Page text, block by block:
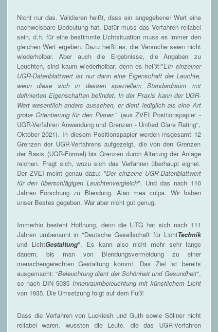
Nicht nur das. Validieren heißt, dass ein angegebener Wert eine
nachweisbare Bedeutung hat. Dafür muss das Verfahren reliabel
sein, d.h. für eine bestimmte Lichtsituation muss es immer den
gleichen Wert ergeben. Dazu heißt es, die Versuche seien nicht
wiederholbar. Aber auch die Ergebnisse, die Angaben zu
Leuchten, sind kaum wiederholbar, denn es heißt:"Ein einzelner
UGR-Datenblattwert ist nur dann eine Eigenschaft der Leuchte,
wenn diese sich in dessen speziellem Standardraum mit
definierten Eigenschaften befindet. In der Praxis kann der UGR-
Wert wesentlich anders aussehen, er dient lediglich als eine Art
grobe Orientierung für den Planer." (aus ZVEI Positionspapier -
UGR-Verfahren Anwendung und Grenzen - Unified Glare Rating",
Oktober 2021). In diesem Positionspapier werden insgesamt 12
Grenzen der UGR-Verfahrens aufgezeigt, die von den Grenzen
der Basis (UGR-Formel) bis Grenzen durch Alterung der Anlage
reichen. Fragt sich, wozu sich das Verfahren überhaupt eignet.
Der ZVEI meint genau dazu: "Der einzelne UGR-Datenblattwert
für den überschlägigen Leuchtenvergleich". Und das nach 110
Jahren Forschung zu Blendung. Alao mea culpa. Wir haben
unser Bestes gegeben. War aber nicht gut genug.
Immerhin besteht Hoffnung, denn die LiTG hat sich nach 111
Jahren umbenannt in "Deutsche Gesellschaft für LichtTechnik
und LichtGestaltung". Es kann also nicht mehr sehr lange
dauern, bis man von Blendungsvermeidung zu einer
menschengerechten Gestaltung kommt. Das Ziel ist bereits
ausgemacht: "Beleuchtung dient der Schönheit und Gesundheit",
so nach DIN 5035 Innenraumbeleuchtung mit künstlichem Licht
von 1935. Die Umsetzung folgt auf dem Fuß!
Dass die Verfahren von Luckiesh und Guth sowie Söllner nicht
reliabel waren, wussten die Leute, die das UGR-Verfahren